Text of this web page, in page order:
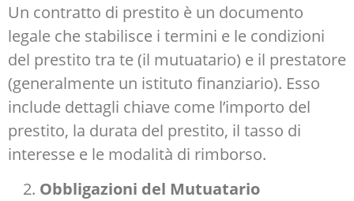
Un contratto di prestito è un documento
legale che stabilisce i termini e le condizioni
del prestito tra te (il mutuatario) e il prestatore
(generalmente un istituto finanziario). Esso
include dettagli chiave come l’importo del
prestito, la durata del prestito, il tasso di
interesse e le modalità di rimborso.
Obbligazioni del Mutuatario